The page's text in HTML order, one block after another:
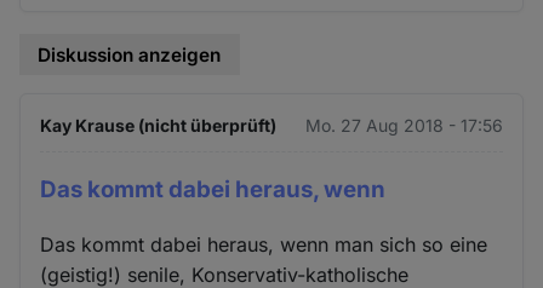
Diskussion anzeigen
Kay Krause (nicht überprüft) Mo. 27 Aug 2018 - 17:56
Das kommt dabei heraus, wenn
Das kommt dabei heraus, wenn man sich so eine
(geistig!) senile, Konservativ-katholische